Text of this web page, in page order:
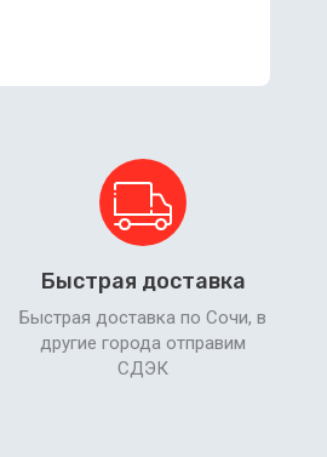
Быстрая доставка
Быстрая доставка по Сочи, в
другие города отправим
СДЭК